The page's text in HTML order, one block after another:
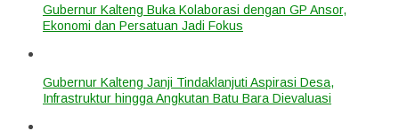
Gubernur Kalteng Buka Kolaborasi dengan GP Ansor,
Ekonomi dan Persatuan Jadi Fokus
Gubernur Kalteng Janji Tindaklanjuti Aspirasi Desa,
Infrastruktur hingga Angkutan Batu Bara Dievaluasi